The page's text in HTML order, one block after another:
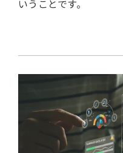
いうことです。